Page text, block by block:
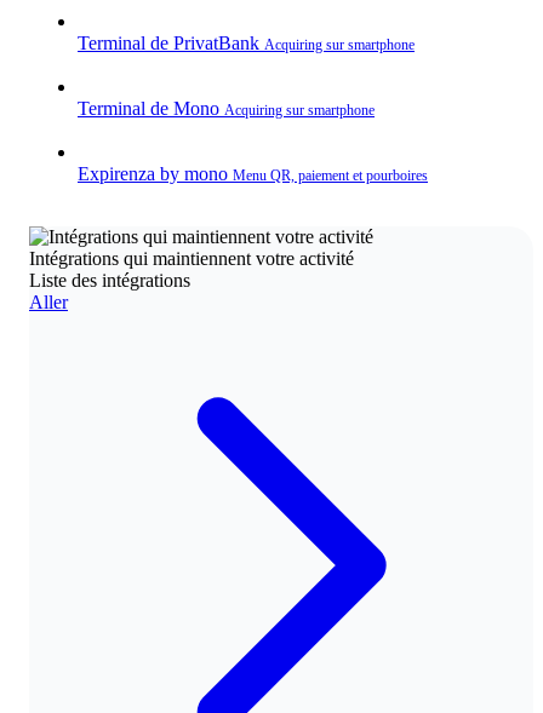
Terminal de PrivatBank Acquiring sur smartphone
Terminal de Mono Acquiring sur smartphone
Expirenza by mono Menu QR, paiement et pourboires
Intégrations qui maintiennent votre activité
Liste des intégrations
Aller